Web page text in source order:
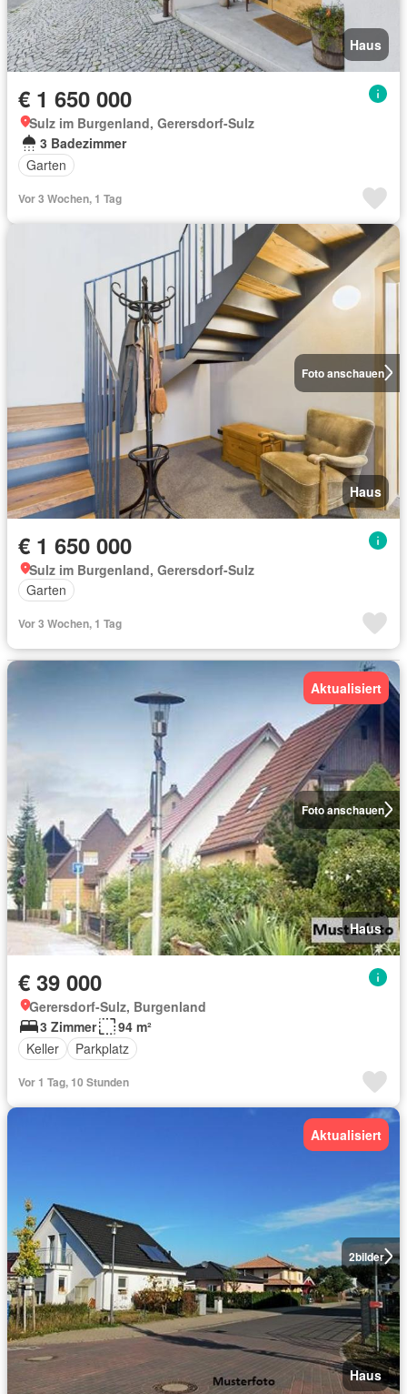
Haus
€ 1 650 000
Sulz im Burgenland, Gerersdorf-Sulz
3 Badezimmer
Garten
Vor 3 Wochen, 1 Tag
Foto anschauen
Haus
€ 1 650 000
Sulz im Burgenland, Gerersdorf-Sulz
Garten
Vor 3 Wochen, 1 Tag
Foto anschauen
Aktualisiert
Haus
€ 39 000
Gerersdorf-Sulz, Burgenland
3 Zimmer
94 m²
Keller
Parkplatz
Vor 1 Tag, 10 Stunden
2bilder
Aktualisiert
Haus